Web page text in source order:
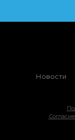
Новости